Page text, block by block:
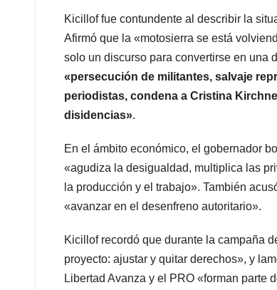
Kicillof fue contundente al describir la
Afirmó que la «motosierra se está
solo un discurso para convertirse en una
«persecución de militantes, salvaje
periodistas, condena a Cristina
disidencias».
En el ámbito económico, el gobernador
«agudiza la desigualdad, multiplica las
la producción y el trabajo». También
«avanzar en el desenfreno autoritario».
Kicillof recordó que durante la campaña
proyecto: ajustar y quitar derechos», y
Libertad Avanza y el PRO «forman parte